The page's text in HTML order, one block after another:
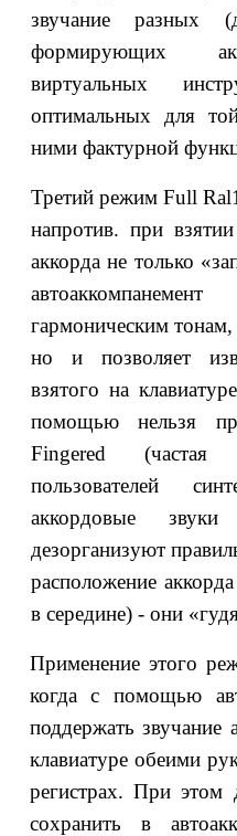
звучание разных
формирующих
виртуальных
оптимальных для
ними фактурной
Третий режим Full
напротив. при
аккорда не только
гармоническим тонам,
но и позволяет
взятого на
помощью нельзя
Fingered
пользователей
аккордовые
дезорганизуют
расположение
в середине) - они
Применение этого
когда с помощью
поддержать звучание
клавиатуре обеими
регистрах. При этом
сохранить в